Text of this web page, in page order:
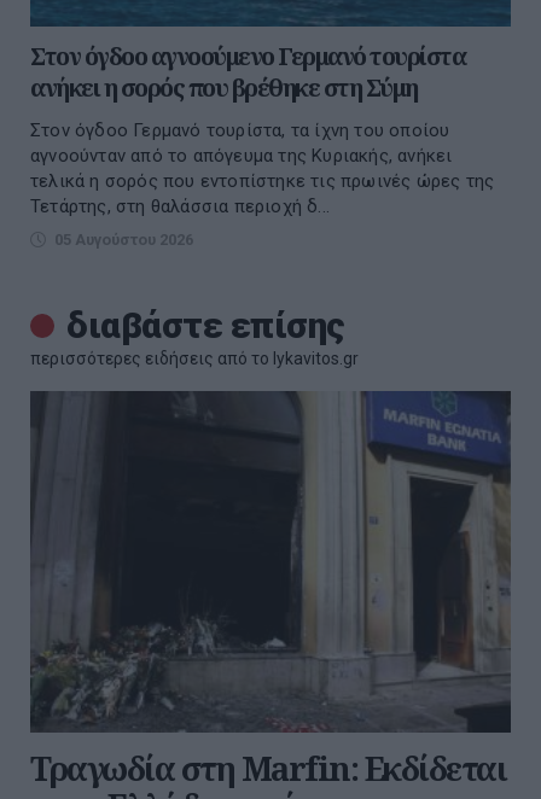
Στον όγδοο αγνοούμενο Γερμανό τουρίστα
ανήκει η σορός που βρέθηκε στη Σύμη
Στον όγδοο Γερμανό τουρίστα, τα ίχνη του οποίου
αγνοούνταν από το απόγευμα της Κυριακής, ανήκει
τελικά η σορός που εντοπίστηκε τις πρωινές ώρες της
Τετάρτης, στη θαλάσσια περιοχή δ...
05 Αυγούστου 2026
διαβάστε επίσης
περισσότερες ειδήσεις από το lykavitos.gr
Τραγωδία στη Marfin: Εκδίδεται